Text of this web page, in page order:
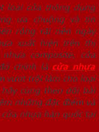
loại cửa thông dụng
ưa chuộng và tin
rộng rãi nên ngày
xuất hiện trên thị
composite, cửa
chính là cửa nhựa
vượt trội làm cho loại
cùng theo dõi bài
những đặc điểm và
nhựa hàn quốc tại